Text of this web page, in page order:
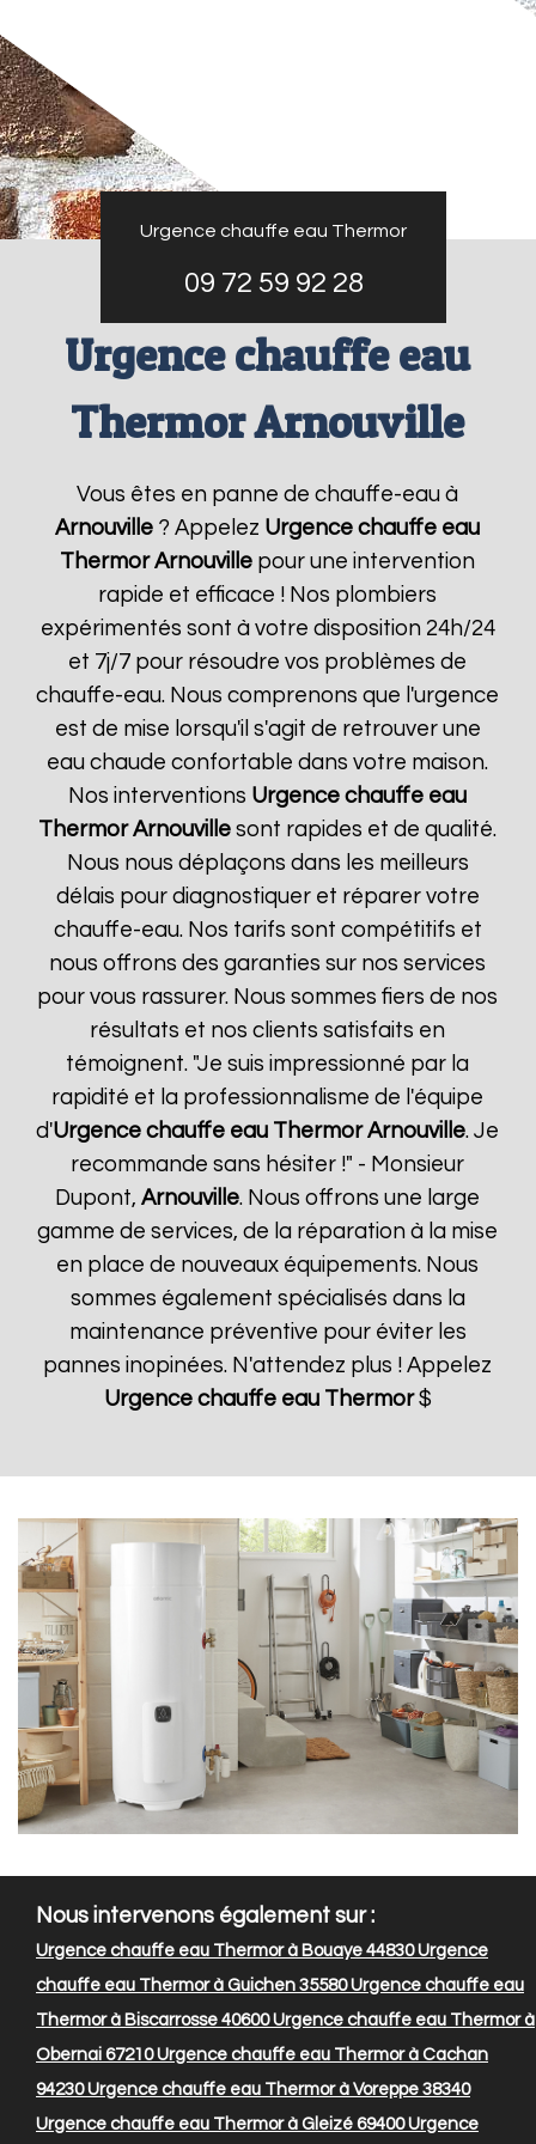
Urgence chauffe eau Thermor
09 72 59 92 28
Urgence chauffe eau
Thermor Arnouville
Vous êtes en panne de chauffe-eau à
Arnouville ? Appelez Urgence chauffe eau
Thermor Arnouville pour une intervention
rapide et efficace ! Nos plombiers
expérimentés sont à votre disposition 24h/24
et 7j/7 pour résoudre vos problèmes de
chauffe-eau. Nous comprenons que l'urgence
est de mise lorsqu'il s'agit de retrouver une
eau chaude confortable dans votre maison.
Nos interventions Urgence chauffe eau
Thermor Arnouville sont rapides et de qualité.
Nous nous déplaçons dans les meilleurs
délais pour diagnostiquer et réparer votre
chauffe-eau. Nos tarifs sont compétitifs et
nous offrons des garanties sur nos services
pour vous rassurer. Nous sommes fiers de nos
résultats et nos clients satisfaits en
témoignent. "Je suis impressionné par la
rapidité et la professionnalisme de l'équipe
d'Urgence chauffe eau Thermor Arnouville. Je
recommande sans hésiter !" - Monsieur
Dupont,Arnouville. Nous offrons une large
gamme de services, de la réparation à la mise
en place de nouveaux équipements. Nous
sommes également spécialisés dans la
maintenance préventive pour éviter les
pannes inopinées. N'attendez plus ! Appelez
Urgence chauffe eau Thermor$
Nous intervenons également sur :
Urgence chauffe eau Thermor à Bouaye 44830Urgence
chauffe eau Thermor à Guichen 35580Urgence chauffe eau
Thermor à Biscarrosse 40600Urgence chauffe eau Thermor à
Obernai 67210Urgence chauffe eau Thermor à Cachan
94230Urgence chauffe eau Thermor à Voreppe 38340
Urgence chauffe eau Thermor à Gleizé 69400Urgence